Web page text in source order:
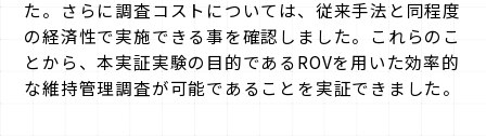
た。さらに調査コストについては、従来手法と同程度
の経済性で実施できる事を確認しました。これらのこ
とから、本実証実験の目的であるROVを用いた効率的
な維持管理調査が可能であることを実証できました。